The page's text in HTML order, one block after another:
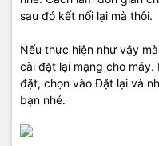
sau đó kết nối lại mà thôi.
Nếu thực hiện như vậy
cài đặt lại mạng cho máy.
đặt, chọn vào Đặt lại và
bạn nhé.